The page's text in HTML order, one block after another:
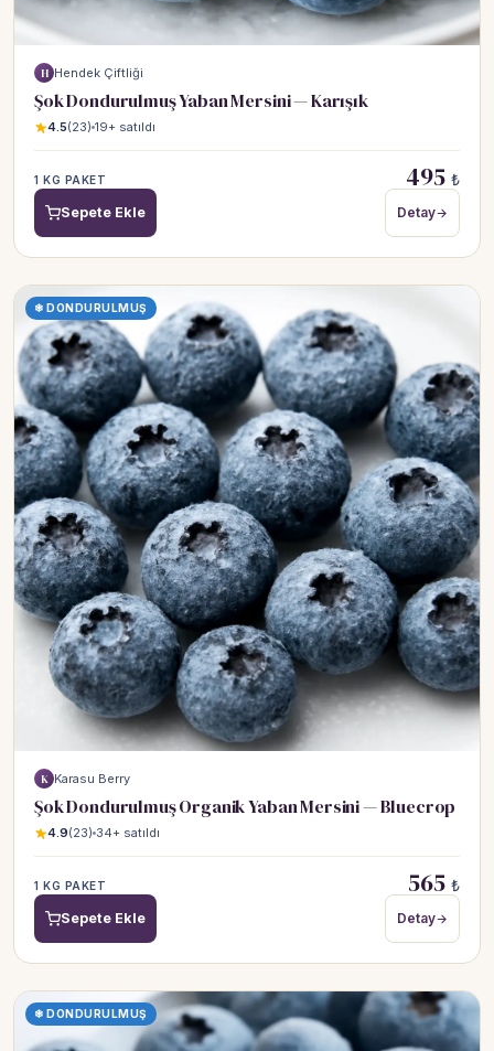
H Hendek Çiftliği
Şok Dondurulmuş Yaban Mersini — Karışık
4.5(23) 19+ satıldı
1 KG PAKET 495 ₺
Sepete Ekle Detay
❄ DONDURULMUŞ
K Karasu Berry
Şok Dondurulmuş Organik Yaban Mersini — Bluecrop
4.9(23) 34+ satıldı
1 KG PAKET 565 ₺
Sepete Ekle Detay
❄ DONDURULMUŞ